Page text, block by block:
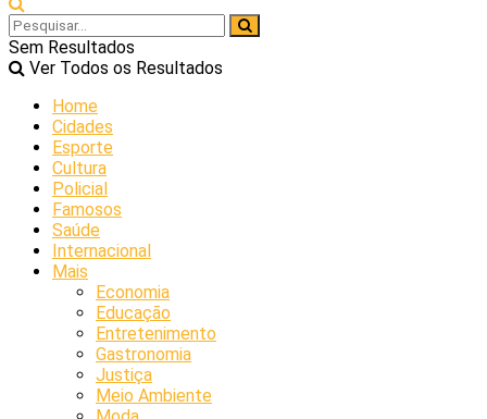
Sem Resultados
Ver Todos os Resultados
Home
Cidades
Esporte
Cultura
Policial
Famosos
Saúde
Internacional
Mais
Economia
Educação
Entretenimento
Gastronomia
Justiça
Meio Ambiente